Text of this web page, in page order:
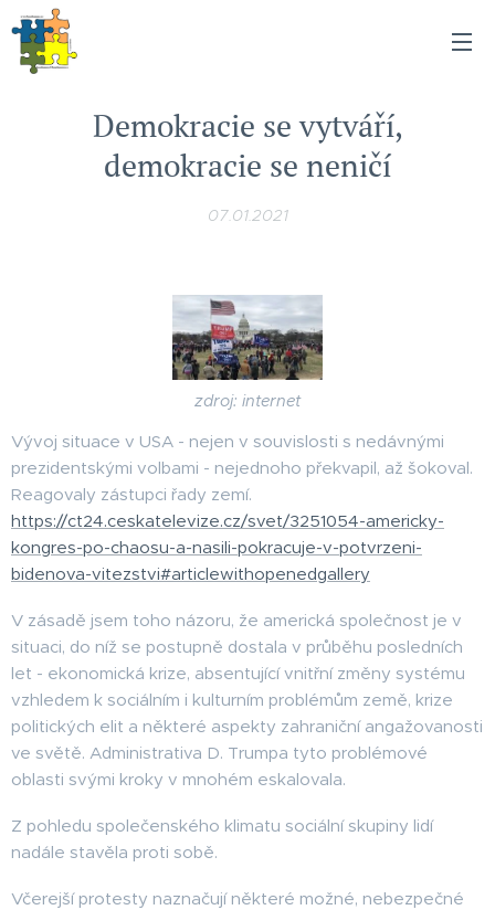
Demokracie se vytváří,
demokracie se neničí
07.01.2021
zdroj: internet
Vývoj situace v USA - nejen v souvislosti s nedávnými
prezidentskými volbami - nejednoho překvapil, až šokoval.
Reagovaly zástupci řady zemí.
https://ct24.ceskatelevize.cz/svet/3251054-americky-
kongres-po-chaosu-a-nasili-pokracuje-v-potvrzeni-
bidenova-vitezstvi#articlewithopenedgallery
V zásadě jsem toho názoru, že americká společnost je v
situaci, do níž se postupně dostala v průběhu posledních
let - ekonomická krize, absentující vnitřní změny systému
vzhledem k sociálním i kulturním problémům země, krize
politických elit a některé aspekty zahraniční angažovanosti
ve světě. Administrativa D. Trumpa tyto problémové
oblasti svými kroky v mnohém eskalovala.
Z pohledu společenského klimatu sociální skupiny lidí
nadále stavěla proti sobě.
Včerejší protesty naznačují některé možné, nebezpečné